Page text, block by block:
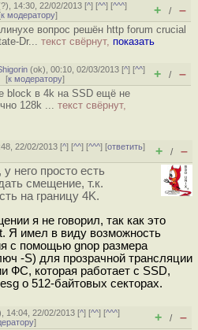
?), 14:30, 22/02/2013 [^] [^^] [^^^]
к модератору] + / –
вопрос решён http forum crucial
Dr... текст свёрнут, показать
(ok), 00:10, 02/03/2013 [^] [^^]
[к модератору] + / –
block в 4k на SSD ещё не
128k ... текст свёрнут,
22/02/2013 [^] [^^] [^^^] [ответить]
+ / –
него просто есть
смещение, т.к.
на границу 4K.
я не говорил, так как это
Я имел в виду возможность
с помощью gnop размера
-S) для прозрачной трансляции
ФС, которая работает с SSD,
о 512-байтовых секторах.
14:04, 22/02/2013 [^] [^^] [^^^]
] + / –